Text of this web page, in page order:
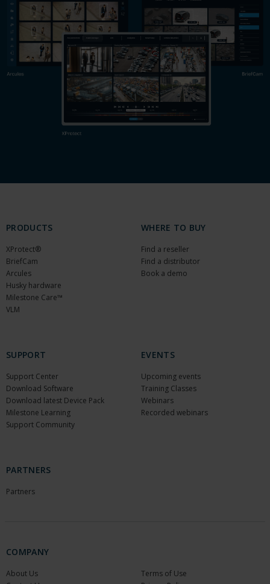
PRODUCTS
XProtect®
BriefCam
Arcules
Husky hardware
Milestone Care™
VLM
WHERE TO BUY
Find a reseller
Find a distributor
Book a demo
SUPPORT
Support Center
Download Software
Download latest Device Pack
Milestone Learning
Support Community
EVENTS
Upcoming events
Training Classes
Webinars
Recorded webinars
PARTNERS
Partners
COMPANY
About Us
Terms of Use